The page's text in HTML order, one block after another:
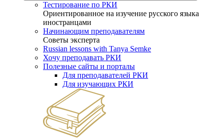
Тестирование по РКИ
Ориентированное на изучение русского языка
иностранцами
Начинающим преподавателям
Советы эксперта
Russian lessons with Tanya Semke
Хочу преподавать РКИ
Полезные сайты и порталы
Для преподавателей РКИ
Для изучающих РКИ